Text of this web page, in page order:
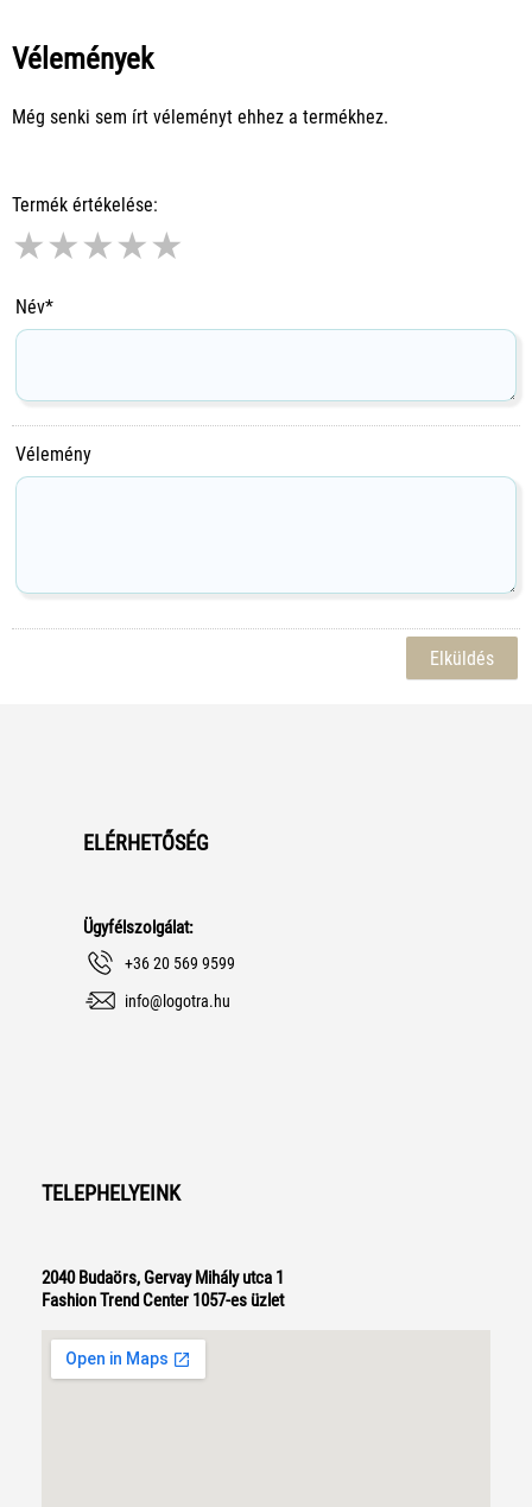
Vélemények
Még senki sem írt véleményt ehhez a termékhez.
Termék értékelése:
★★★★★
Név*
Vélemény
ELÉRHETŐSÉG
Ügyfélszolgálat:
+36 20 569 9599
info@logotra.hu
TELEPHELYEINK
2040 Budaörs, Gervay Mihály utca 1
Fashion Trend Center 1057-es üzlet